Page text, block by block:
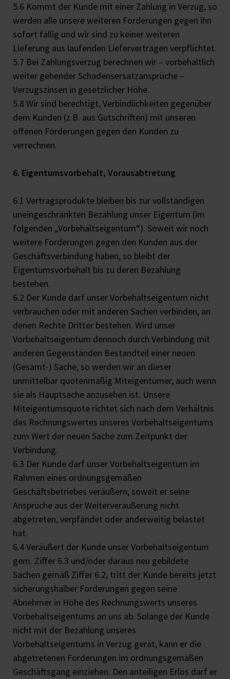
5.6 Kommt der Kunde mit einer Zahlung in Verzug, so
werden alle unsere weiteren Forderungen gegen ihn
sofort fällig und wir sind zu keiner weiteren
Lieferung aus laufenden Lieferverträgen verpflichtet.
5.7 Bei Zahlungsverzug berechnen wir – vorbehaltlich
weiter gehender Schadensersatzansprüche –
Verzugszinsen in gesetzlicher Höhe.
5.8 Wir sind berechtigt, Verbindlichkeiten gegenüber
dem Kunden (z.B. aus Gutschriften) mit unseren
offenen Forderungen gegen den Kunden zu
verrechnen.
6. Eigentumsvorbehalt, Vorausabtretung
6.1 Vertragsprodukte bleiben bis zur vollständigen
uneingeschränkten Bezahlung unser Eigentum (im
folgenden „Vorbehaltseigentum“). Soweit wir noch
weitere Forderungen gegen den Kunden aus der
Geschäftsverbindung haben, so bleibt der
Eigentumsvorbehalt bis zu deren Bezahlung
bestehen.
6.2 Der Kunde darf unser Vorbehaltseigentum nicht
verbrauchen oder mit anderen Sachen verbinden, an
denen Rechte Dritter bestehen. Wird unser
Vorbehaltseigentum dennoch durch Verbindung mit
anderen Gegenständen Bestandteil einer neuen
(Gesamt-) Sache, so werden wir an dieser
unmittelbar quotenmäßig Miteigentümer, auch wenn
sie als Hauptsache anzusehen ist. Unsere
Miteigentumsquote richtet sich nach dem Verhältnis
des Rechnungswertes unseres Vorbehaltseigentums
zum Wert der neuen Sache zum Zeitpunkt der
Verbindung.
6.3 Der Kunde darf unser Vorbehaltseigentum im
Rahmen eines ordnungsgemäßen
Geschäftsbetriebes veräußern, soweit er seine
Ansprüche aus der Weiterveräußerung nicht
abgetreten, verpfändet oder anderweitig belastet
hat.
6.4 Veräußert der Kunde unser Vorbehaltseigentum
gem. Ziffer 6.3 und/oder daraus neu gebildete
Sachen gemäß Ziffer 6.2, tritt der Kunde bereits jetzt
sicherungshalber Forderungen gegen seine
Abnehmer in Höhe des Rechnungswerts unseres
Vorbehaltseigentums an uns ab. Solange der Kunde
nicht mit der Bezahlung unseres
Vorbehaltseigentums in Verzug gerät, kann er die
abgetretenen Forderungen im ordnungsgemäßen
Geschäftsgang einziehen. Den anteiligen Erlös darf er